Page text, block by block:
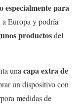
especialmente para
a Europa y podría
productosdel
una capa extra de
un dispositivo con
medidas de